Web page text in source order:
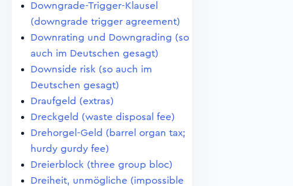
Downgrade-Trigger-Klausel
(downgrade trigger agreement)
Downrating und Downgrading (so
auch im Deutschen gesagt)
Downside risk (so auch im
Deutschen gesagt)
Draufgeld (extras)
Dreckgeld (waste disposal fee)
Drehorgel-Geld (barrel organ tax;
hurdy gurdy fee)
Dreierblock (three group bloc)
Dreiheit, unmögliche (impossible